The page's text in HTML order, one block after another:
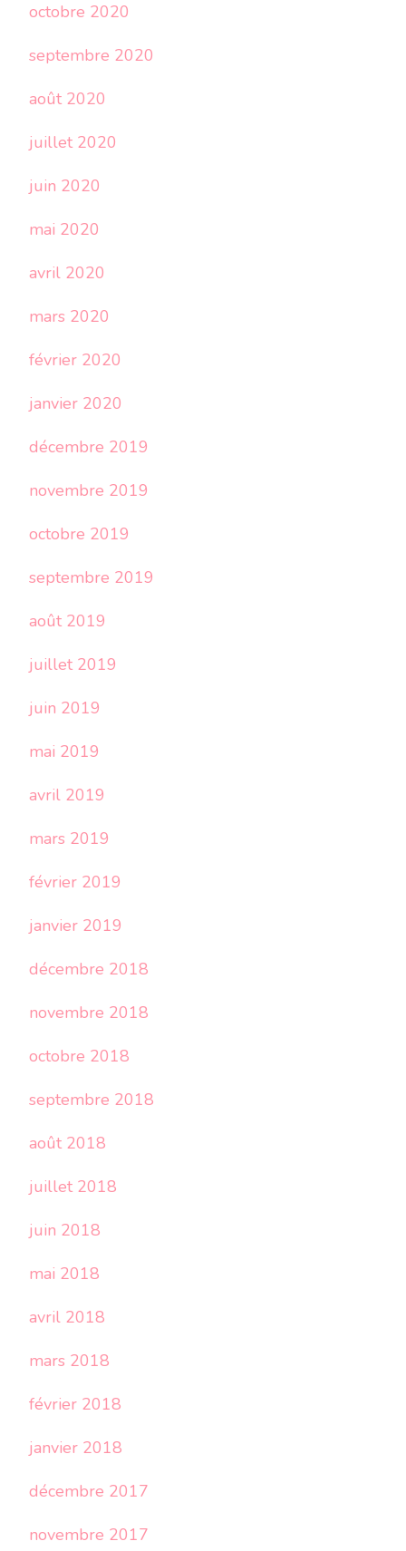
octobre 2020
septembre 2020
août 2020
juillet 2020
juin 2020
mai 2020
avril 2020
mars 2020
février 2020
janvier 2020
décembre 2019
novembre 2019
octobre 2019
septembre 2019
août 2019
juillet 2019
juin 2019
mai 2019
avril 2019
mars 2019
février 2019
janvier 2019
décembre 2018
novembre 2018
octobre 2018
septembre 2018
août 2018
juillet 2018
juin 2018
mai 2018
avril 2018
mars 2018
février 2018
janvier 2018
décembre 2017
novembre 2017